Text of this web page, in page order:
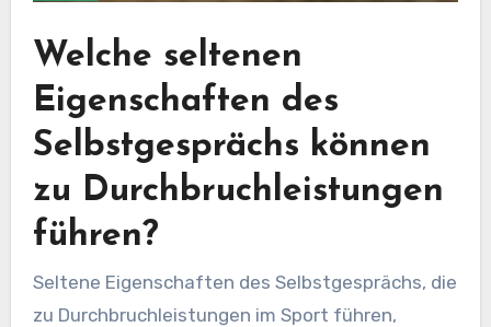
Welche seltenen
Eigenschaften des
Selbstgesprächs können
zu Durchbruchleistungen
führen?
Seltene Eigenschaften des Selbstgesprächs, die
zu Durchbruchleistungen im Sport führen,